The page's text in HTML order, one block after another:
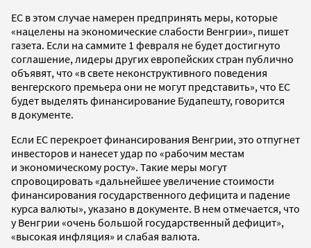
ЕС в этом случае намерен предпринять меры, которые
«нацелены на экономические слабости Венгрии», пишет
газета. Если на саммите 1 февраля не будет достигнуто
соглашение, лидеры других европейских стран публично
объявят, что «в свете неконструктивного поведения
венгерского премьера они не могут представить», что ЕС
будет выделять финансирование Будапешту, говорится
в документе.
Если ЕС перекроет финансирования Венгрии, это отпугнет
инвесторов и нанесет удар по «рабочим местам
и экономическому росту». Такие меры могут
спровоцировать «дальнейшее увеличение стоимости
финансирования государственного дефицита и падение
курса валюты», указано в документе. В нем отмечается, что
у Венгрии «очень большой государственный дефицит»,
«высокая инфляция» и слабая валюта.